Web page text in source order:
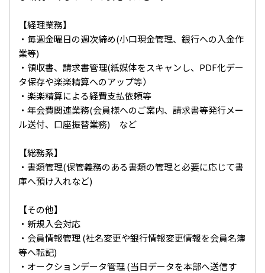
【経理業務】
・毎週金曜日の週次締め(小口現金管理、銀行への入金作
業等)
・領収書、請求書管理(紙媒体をスキャンし、PDF化デー
タ保存や楽楽精算へのアップ等）
・楽楽精算による経費支払依頼等
・年会費関連業務(会員様へのご案内、請求書等発行メー
ル送付、口座振替業務) など
【総務系】
・書類管理(保管義務のある書類の管理と必要に応じて書
庫へ預け入れなど)
【その他】
・新規入会対応
・会員情報管理 (社名変更や銀行情報変更情報を会員名簿
等へ転記)
・オークションデータ管理 (当日データを本部へ送信す